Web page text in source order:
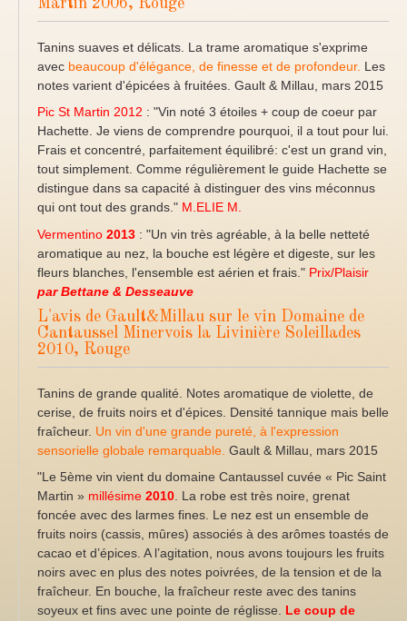
Martin 2006, Rouge
Tanins suaves et délicats. La trame aromatique s'exprime
avec beaucoup d'élégance, de finesse et de profondeur. Les
notes varient d'épicées à fruitées. Gault & Millau, mars 2015
Pic St Martin 2012 : "Vin noté 3 étoiles + coup de coeur par
Hachette. Je viens de comprendre pourquoi, il a tout pour lui.
Frais et concentré, parfaitement équilibré: c'est un grand vin,
tout simplement. Comme régulièrement le guide Hachette se
distingue dans sa capacité à distinguer des vins méconnus
qui ont tout des grands." M.ELIE M.
Vermentino 2013 : "Un vin très agréable, à la belle netteté
aromatique au nez, la bouche est légère et digeste, sur les
fleurs blanches, l'ensemble est aérien et frais." Prix/Plaisir
par Bettane & Desseauve
L'avis de Gault&Millau sur le vin Domaine de
Cantaussel Minervois la Livinière Soleillades
2010, Rouge
Tanins de grande qualité. Notes aromatique de violette, de
cerise, de fruits noirs et d'épices. Densité tannique mais belle
fraîcheur. Un vin d'une grande pureté, à l'expression
sensorielle globale remarquable. Gault & Millau, mars 2015
"Le 5ème vin vient du domaine Cantaussel cuvée « Pic Saint
Martin » millésime 2010. La robe est très noire, grenat
foncée avec des larmes fines. Le nez est un ensemble de
fruits noirs (cassis, mûres) associés à des arômes toastés de
cacao et d’épices. A l’agitation, nous avons toujours les fruits
noirs avec en plus des notes poivrées, de la tension et de la
fraîcheur. En bouche, la fraîcheur reste avec des tanins
soyeux et fins avec une pointe de réglisse. Le coup de